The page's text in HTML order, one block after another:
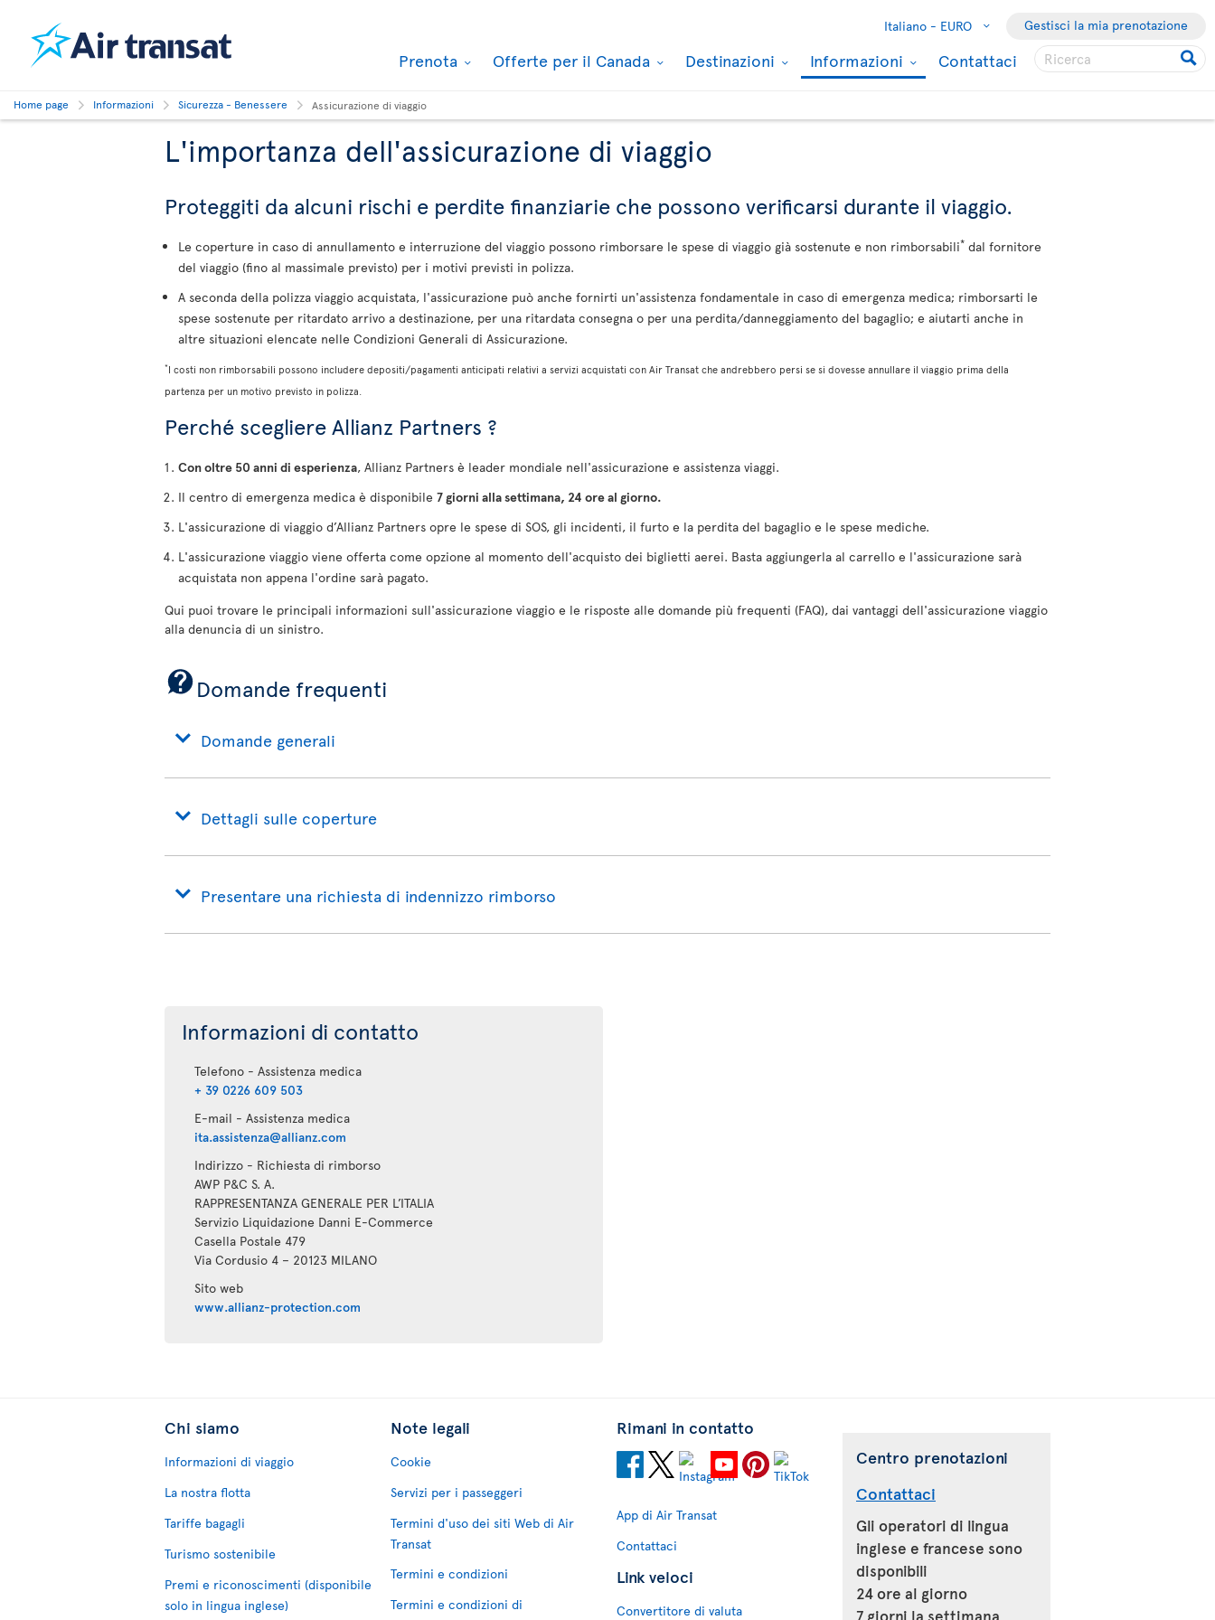
Italiano - EURO Gestisci la mia prenotazione
Prenota Offerte per il Canada Destinazioni Informazioni Contattaci
Home page Informazioni Sicurezza - Benessere Assicurazione di viaggio
L'importanza dell'assicurazione di viaggio
Proteggiti da alcuni rischi e perdite finanziarie che possono verificarsi durante il viaggio.
Le coperture in caso di annullamento e interruzione del viaggio possono rimborsare le spese di viaggio già sostenute e non rimborsabili* dal fornitore
del viaggio (fino al massimale previsto) per i motivi previsti in polizza.
A seconda della polizza viaggio acquistata, l'assicurazione può anche fornirti un'assistenza fondamentale in caso di emergenza medica; rimborsarti le
spese sostenute per ritardato arrivo a destinazione, per una ritardata consegna o per una perdita/danneggiamento del bagaglio; e aiutarti anche in
altre situazioni elencate nelle Condizioni Generali di Assicurazione.
*I costi non rimborsabili possono includere depositi/pagamenti anticipati relativi a servizi acquistati con Air Transat che andrebbero persi se si dovesse annullare il viaggio prima della
partenza per un motivo previsto in polizza.
Perché scegliere Allianz Partners ?
Con oltre 50 anni di esperienza, Allianz Partners è leader mondiale nell'assicurazione e assistenza viaggi.
Il centro di emergenza medica è disponibile 7 giorni alla settimana, 24 ore al giorno.
L'assicurazione di viaggio d’Allianz Partners opre le spese di SOS, gli incidenti, il furto e la perdita del bagaglio e le spese mediche.
L'assicurazione viaggio viene offerta come opzione al momento dell'acquisto dei biglietti aerei. Basta aggiungerla al carrello e l'assicurazione sarà
acquistata non appena l'ordine sarà pagato.
Qui puoi trovare le principali informazioni sull'assicurazione viaggio e le risposte alle domande più frequenti (FAQ), dai vantaggi dell'assicurazione viaggio
alla denuncia di un sinistro.
Domande frequenti
Domande generali
Dettagli sulle coperture
Presentare una richiesta di indennizzo rimborso
Informazioni di contatto
Telefono - Assistenza medica
+ 39 0226 609 503
E-mail - Assistenza medica
ita.assistenza@allianz.com
Indirizzo - Richiesta di rimborso
AWP P&C S. A.
RAPPRESENTANZA GENERALE PER L’ITALIA
Servizio Liquidazione Danni E-Commerce
Casella Postale 479
Via Cordusio 4 – 20123 MILANO
Sito web
www.allianz-protection.com
Chi siamo
Informazioni di viaggio
La nostra flotta
Tariffe bagagli
Turismo sostenibile
Premi e riconoscimenti (disponibile
solo in lingua inglese)
Note legali
Cookie
Servizi per i passeggeri
Termini d'uso dei siti Web di Air
Transat
Termini e condizioni
Termini e condizioni di
Rimani in contatto
App di Air Transat
Contattaci
Link veloci
Convertitore di valuta
Centro prenotazioni
Contattaci
Gli operatori di lingua
inglese e francese sono
disponibili
24 ore al giorno
7 giorni la settimana